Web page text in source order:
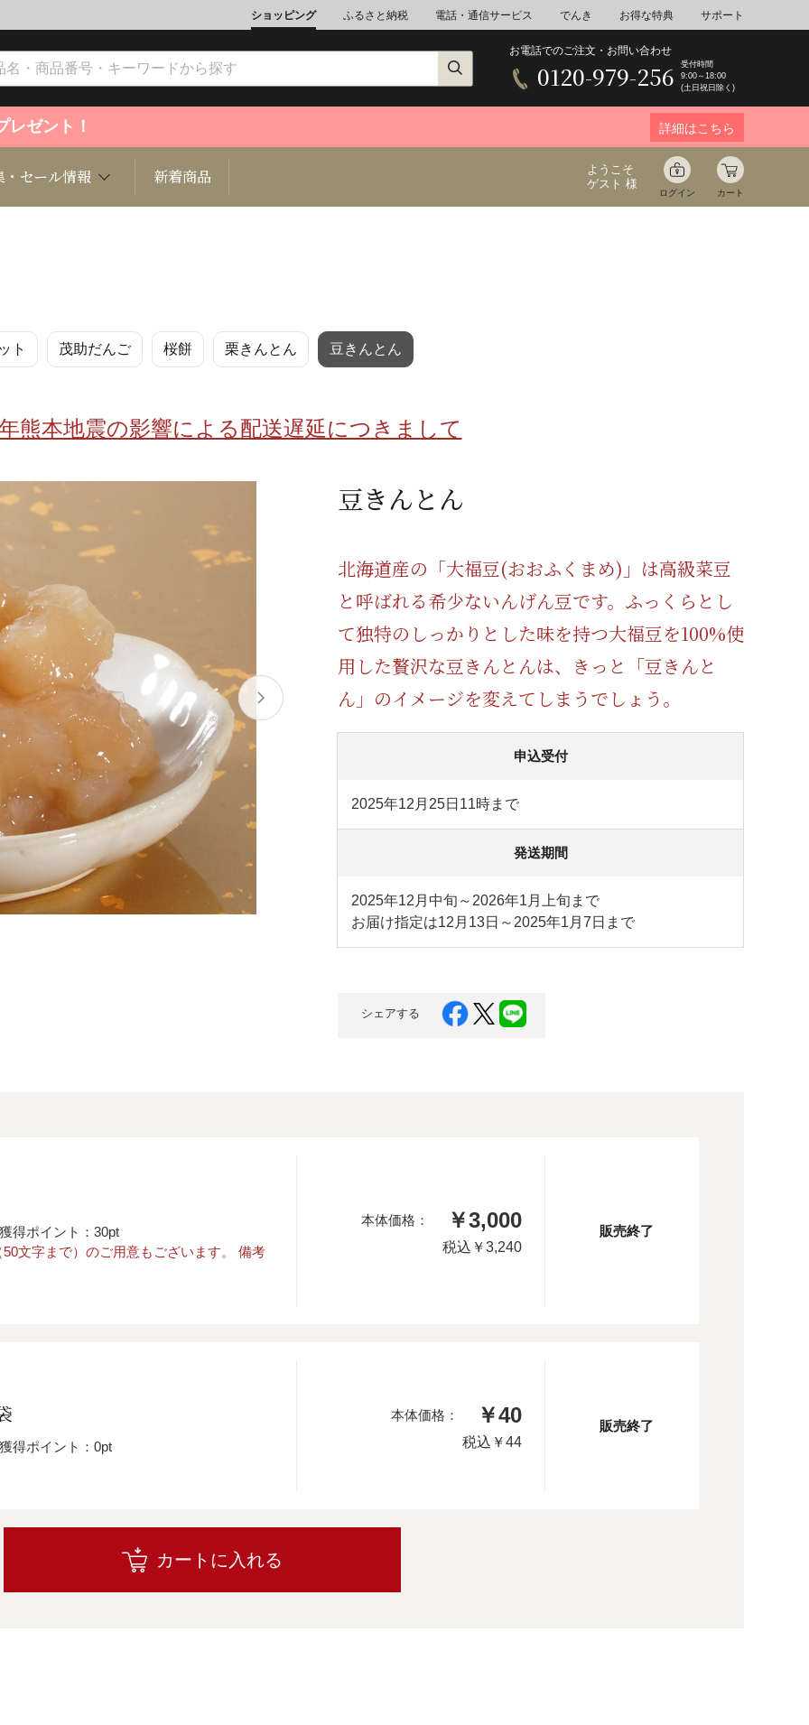
ショッピング ふるさと納税 電話・通信サービス でんき お得な特典 サポート
お電話でのご注文・お問い合わせ
0120-979-256
受付時間
9:00～18:00
(土日祝日除く)
レゼント！ 詳細はこちら
総菜 麺類/つゆ
ン 定期購読雑誌 書籍
・セール情報 新着商品
ようこそ
ゲスト 様
ログイン カート
ト 茂助だんご 桜餅 栗きんとん 豆きんとん
熊本地震の影響による配送遅延につきまして
豆きんとん
北海道産の「大福豆(おおふくまめ)」は高級菜豆
と呼ばれる希少ないんげん豆です。ふっくらとし
て独特のしっかりとした味を持つ大福豆を100%使
用した贅沢な豆きんとんは、きっと「豆きんと
ん」のイメージを変えてしまうでしょう。
申込受付
2025年12月25日11時まで
発送期間
2025年12月中旬～2026年1月上旬まで
お届け指定は12月13日～2025年1月7日まで
シェアする
獲得ポイント：30pt
文字まで）のご用意もございます。 備考
本体価格： ￥3,000
税込 ￥3,240
販売終了
獲得ポイント：0pt
本体価格： ￥40
税込 ￥44
販売終了
カートに入れる